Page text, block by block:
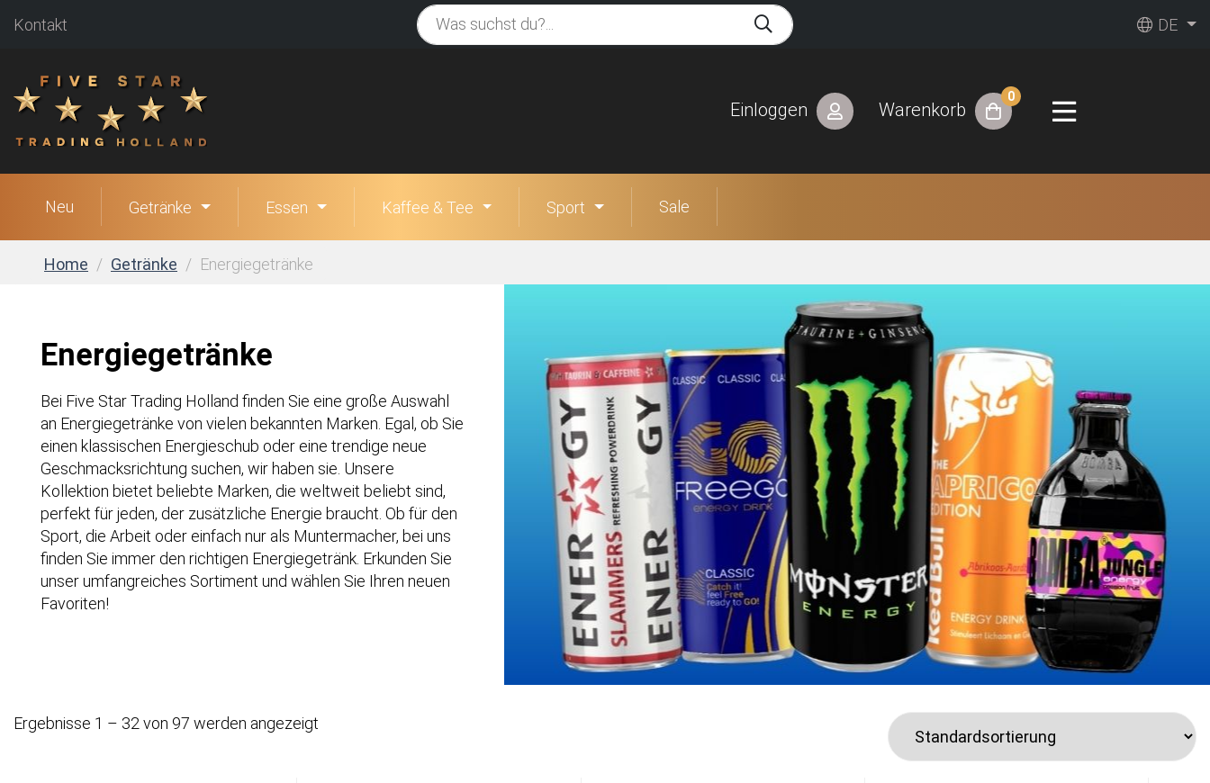
Kontakt DE
Einloggen Warenkorb
0
Neu Getränke Essen Kaffee & Tee Sport Sale
Home Getränke Energiegetränke
Energiegetränke
Bei Five Star Trading Holland finden Sie eine große Auswahl
an Energiegetränke von vielen bekannten Marken. Egal, ob Sie
einen klassischen Energieschub oder eine trendige neue
Geschmacksrichtung suchen, wir haben sie. Unsere
Kollektion bietet beliebte Marken, die weltweit beliebt sind,
perfekt für jeden, der zusätzliche Energie braucht. Ob für den
Sport, die Arbeit oder einfach nur als Muntermacher, bei uns
finden Sie immer den richtigen Energiegetränk. Erkunden Sie
unser umfangreiches Sortiment und wählen Sie Ihren neuen
Favoriten!
Ergebnisse 1 – 32 von 97 werden angezeigt